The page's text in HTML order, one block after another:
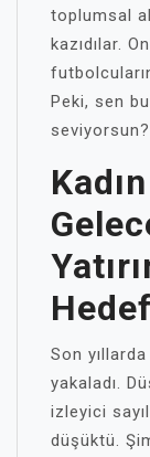
toplumsal
kazıdılar.
Peki, sen
seviyorsun?
Hedef
Son
yakaladı.
izleyici
düşüktü.